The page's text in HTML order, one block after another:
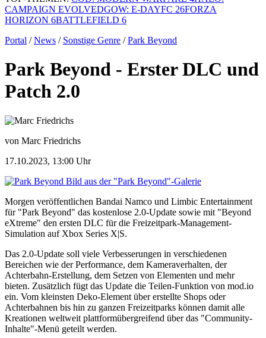
CAMPAIGN EVOLVEDGOW: E-DAYFC 26FORZA
HORIZON 6BATTLEFIELD 6
Portal /News / Sonstige Genre /Park Beyond
Park Beyond - Erster DLC und
Patch 2.0
von Marc Friedrichs
17.10.2023, 13:00 Uhr
Bild aus der "Park Beyond"-Galerie
Morgen veröffentlichen Bandai Namco und Limbic Entertainment
für "Park Beyond" das kostenlose 2.0-Update sowie mit "Beyond
eXtreme" den ersten DLC für die Freizeitpark-Management-
Simulation auf Xbox Series X|S.
Das 2.0-Update soll viele Verbesserungen in verschiedenen
Bereichen wie der Performance, dem Kameraverhalten, der
Achterbahn-Erstellung, dem Setzen von Elementen und mehr
bieten. Zusätzlich fügt das Update die Teilen-Funktion von mod.io
ein. Vom kleinsten Deko-Element über erstellte Shops oder
Achterbahnen bis hin zu ganzen Freizeitparks können damit alle
Kreationen weltweit plattformübergreifend über das "Community-
Inhalte"-Menü geteilt werden.